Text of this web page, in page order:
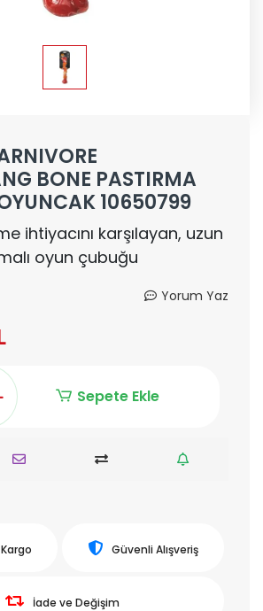
BONE PASTIRMA
10650799
ihtiyacını karşılayan, uzun
oyun çubuğu
Yorum Yaz
Sepete Ekle
Güvenli Alışveriş
İade ve Değişim